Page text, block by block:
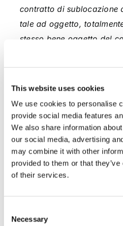
This website uses cookies
We use cookies to personalise
provide social media features
We also share information
our social media, advertising
may combine it with other
provided to them or that
of their services.
Selection
Necessary
contratto di sublocazione
tale ad oggetto,
stesso bene oggetto del
l’autonomia negoziale
regolamento negoziale
CONDIVIDI SUI